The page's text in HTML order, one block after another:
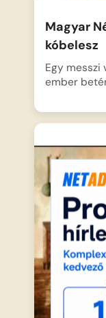
Magyar
kóbelesz
Egy messzi
ember